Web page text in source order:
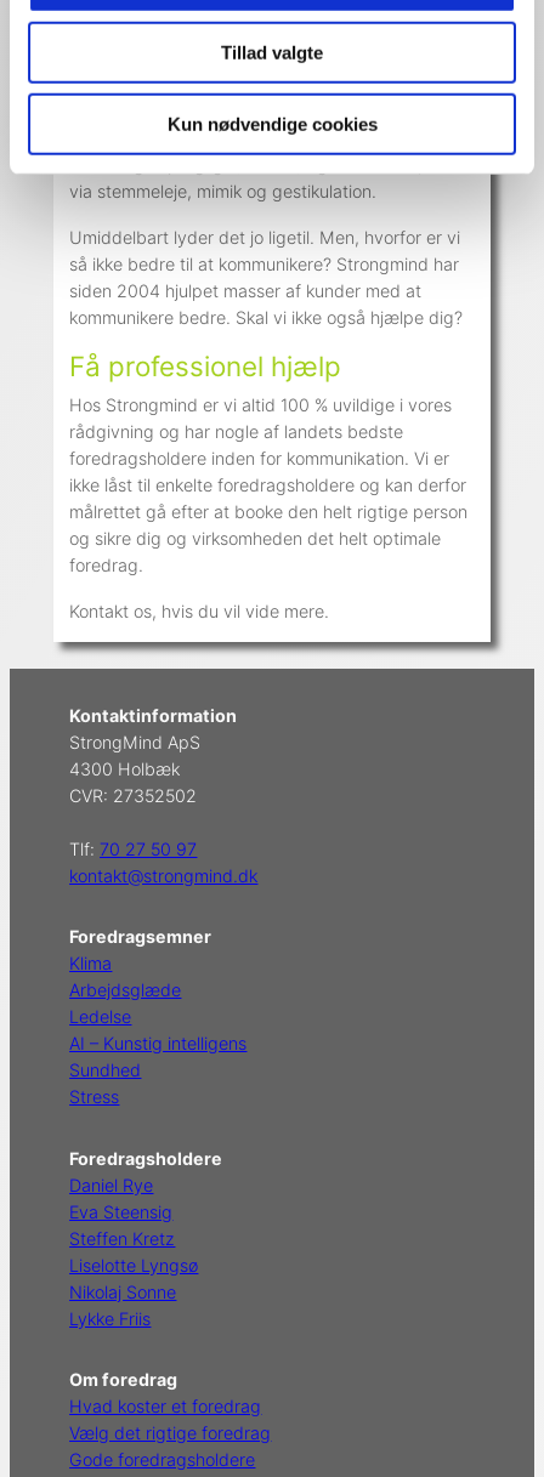
Tillad valgte
Kun nødvendige cookies
latinske ord “communis”, der betyder “fælles”. At
forståelse for noget.
informationer mellem mennesker. Kommunikation
via stemmeleje, mimik og gestikulation.
Umiddelbart lyder det jo ligetil. Men, hvorfor er vi
så ikke bedre til at kommunikere? Strongmind har
siden 2004 hjulpet masser af kunder med at
kommunikere bedre. Skal vi ikke også hjælpe dig?
Få professionel hjælp
Hos Strongmind er vi altid 100 % uvildige i vores
rådgivning og har nogle af landets bedste
foredragsholdere inden for kommunikation. Vi er
ikke låst til enkelte foredragsholdere og kan derfor
målrettet gå efter at booke den helt rigtige person
og sikre dig og virksomheden det helt optimale
foredrag.
Kontakt os, hvis du vil vide mere.
Kontaktinformation
StrongMind ApS
4300 Holbæk
CVR: 27352502
Tlf: 70 27 50 97
kontakt@strongmind.dk
Foredragsemner
Klima
Arbejdsglæde
Ledelse
AI – Kunstig intelligens
Sundhed
Stress
Foredragsholdere
Daniel Rye
Eva Steensig
Steffen Kretz
Liselotte Lyngsø
Nikolaj Sonne
Lykke Friis
Om foredrag
Hvad koster et foredrag
Vælg det rigtige foredrag
Gode foredragsholdere